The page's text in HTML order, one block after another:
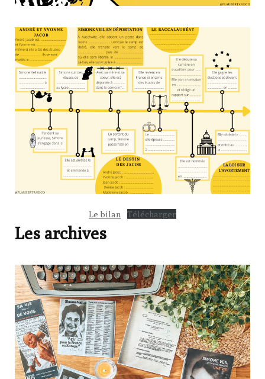
Le bilan Télécharger
Les archives